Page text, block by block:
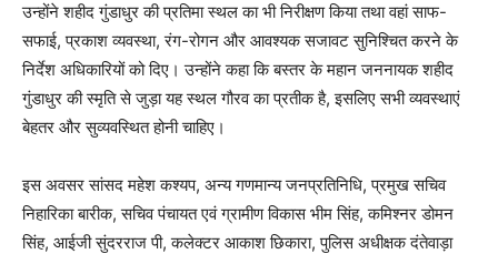
उन्होंने शहीद गुंडाधुर की प्रतिमा स्थल का भी निरीक्षण किया तथा वहां साफ-
सफाई, प्रकाश व्यवस्था, रंग-रोगन और आवश्यक सजावट सुनिश्चित करने के
निर्देश अधिकारियों को दिए। उन्होंने कहा कि बस्तर के महान जननायक शहीद
गुंडाधुर की स्मृति से जुड़ा यह स्थल गौरव का प्रतीक है, इसलिए सभी व्यवस्थाएं
बेहतर और सुव्यवस्थित होनी चाहिए।
इस अवसर सांसद महेश कश्यप, अन्य गणमान्य जनप्रतिनिधि, प्रमुख सचिव
निहारिका बारीक, सचिव पंचायत एवं ग्रामीण विकास भीम सिंह, कमिश्नर डोमन
सिंह, आईजी सुंदरराज पी, कलेक्टर आकाश छिकारा, पुलिस अधीक्षक दंतेवाड़ा